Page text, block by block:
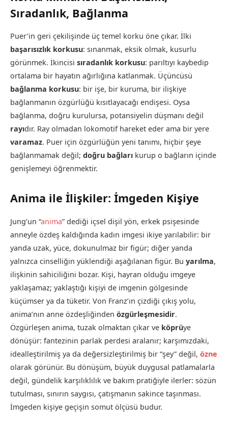
Sıradanlık, Bağlanma
Puer’in geri çekilişinde üç temel korku öne çıkar. İlki
başarısızlık korkusu: sınanmak, eksik olmak, kusurlu
görünmek. İkincisi sıradanlık korkusu: parıltıyı kaybedip
ortalama bir hayatın ağırlığına katlanmak. Üçüncüsü
bağlanma korkusu: bir işe, bir kuruma, bir ilişkiye
bağlanmanın özgürlüğü kısıtlayacağı endişesi. Oysa
bağlanma, doğru kurulursa, potansiyelin düşmanı değil
rayıdır. Ray olmadan lokomotif hareket eder ama bir yere
varamaz. Puer için özgürlüğün yeni tanımı, hiçbir şeye
bağlanmamak değil; doğru bağları kurup o bağların içinde
genişlemeyi öğrenmektir.
Anima ile İlişkiler: İmgeden Kişiye
Jung’un “anima” dediği içsel dişil yön, erkek psişesinde
anneyle özdeş kaldığında kadın imgesi ikiye yarılabilir: bir
yanda uzak, yüce, dokunulmaz bir figür; diğer yanda
yalnızca cinselliğin yüklendiği aşağılanan figür. Bu yarılma,
ilişkinin sahiciliğini bozar. Kişi, hayran olduğu imgeye
yaklaşamaz; yaklaştığı kişiyi de imgenin gölgesinde
küçümser ya da tüketir. Von Franz’ın çizdiği çıkış yolu,
anima’nın anne özdeşliğinden özgürleşmesidir.
Özgürleşen anima, tuzak olmaktan çıkar ve köprüye
dönüşür: fantezinin parlak perdesi aralanır; karşımızdaki,
idealleştirilmiş ya da değersizleştirilmiş bir “şey” değil, özne
olarak görünür. Bu dönüşüm, büyük duygusal patlamalarla
değil, gündelik karşılıklılık ve bakım pratiğiyle ilerler: sözün
tutulması, sınırın saygısı, çatışmanın sakince taşınması.
İmgeden kişiye geçişin somut ölçüsü budur.